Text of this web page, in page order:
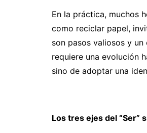
En la práctica, muchos
como reciclar papel,
son pasos valiosos y
requiere una evolución
sino de adoptar una
Los tres ejes del “Ser”